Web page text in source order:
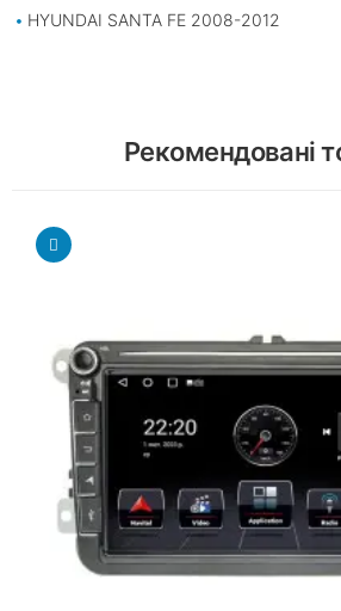
HYUNDAI SANTA FE 2008-2012
Рекомендовані